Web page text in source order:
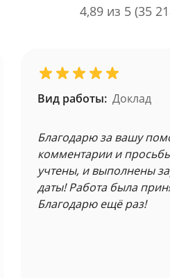
4,89 из 5 (35
Вид работы: Доклад
Благодарю за вашу
комментарии и
учтены, и выполнены
даты! Работа была
Благодарю ещё раз!